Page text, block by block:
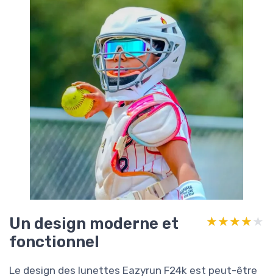
Un design moderne et
fonctionnel
★★★★★
★★★★★
Le design des lunettes Eazyrun F24k est peut-être